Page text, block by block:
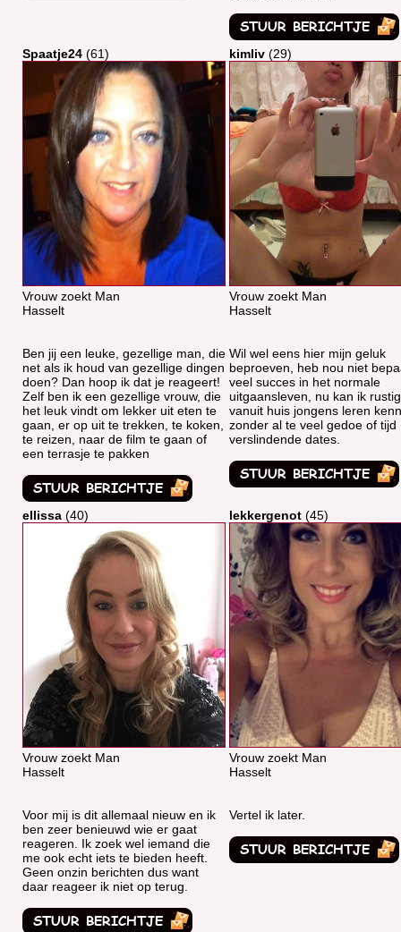
Spaatje24 (61)
Vrouw zoekt Man
Hasselt
Ben jij een leuke, gezellige man, die
net als ik houd van gezellige dingen
doen? Dan hoop ik dat je reageert!
Zelf ben ik een gezellige vrouw, die
het leuk vindt om lekker uit eten te
gaan, er op uit te trekken, te koken,
te reizen, naar de film te gaan of
een terrasje te pakken
kimliv (29)
Vrouw zoekt Man
Hasselt
Wil wel eens hier mijn geluk
beproeven, heb nou niet
veel succes in het normale
uitgaansleven, nu kan ik rustig
vanuit huis jongens leren
zonder al te veel gedoe of tijd
verslindende dates.
ellissa (40)
Vrouw zoekt Man
Hasselt
Voor mij is dit allemaal nieuw en ik
ben zeer benieuwd wie er gaat
reageren. Ik zoek wel iemand die
me ook echt iets te bieden heeft.
Geen onzin berichten dus want
daar reageer ik niet op terug.
lekkergenot (45)
Vrouw zoekt Man
Hasselt
Vertel ik later.